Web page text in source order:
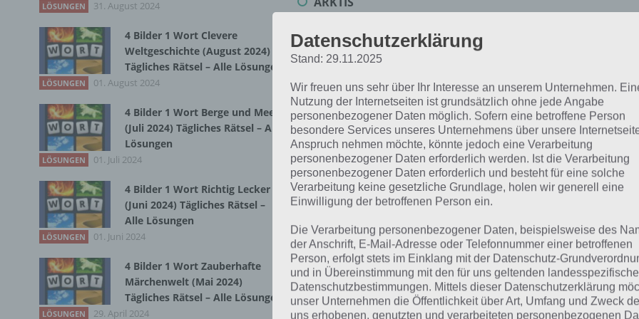
Bei dieser Lösung handelt es sich um das tägliche Bonus
wir noch die Links beispielsweise zum täglichen Rätsel und
Tägliches Rätsel:Zur Lösung vom 12.12.2021
Rätsel aus dem Jahr 2020:Schau mal, was vor einem Jahr,
Lösung gesucht war
Zur Übersicht :4 Bilder 1 Wort Lösungen zu Winter
LÖSUNGEN 31. August 2024
4 Bilder 1 Wort Clevere
Weltgeschichte (August 2024)
Tägliches Rätsel – Alle Lösungen
LÖSUNGEN 01. August 2024
4 Bilder 1 Wort Berge und Meer
(Juli 2024) Tägliches Rätsel – Alle
Lösungen
LÖSUNGEN 01. Juli 2024
4 Bilder 1 Wort Richtig Lecker
(Juni 2024) Tägliches Rätsel –
Alle Lösungen
LÖSUNGEN 01. Juni 2024
4 Bilder 1 Wort Zauberhafte
Märchenwelt (Mai 2024)
Tägliches Rätsel – Alle Lösungen
LÖSUNGEN 29. April 2024
Datenschutzerklärung
Stand: 29.11.2025
Wir freuen uns sehr über Ihr Interesse an unserem Unternehmen.
Nutzung der Internetseiten ist grundsätzlich ohne jede Angabe
personenbezogener Daten möglich. Sofern eine betroffene Person
besondere Services unseres Unternehmens über unsere
Anspruch nehmen möchte, könnte jedoch eine Verarbeitung
personenbezogener Daten erforderlich werden. Ist die Verarbeitung
personenbezogener Daten erforderlich und besteht für eine solche
Verarbeitung keine gesetzliche Grundlage, holen wir generell eine
Einwilligung der betroffenen Person ein.
Die Verarbeitung personenbezogener Daten, beispielsweise des
der Anschrift, E-Mail-Adresse oder Telefonnummer einer betroffenen
Person, erfolgt stets im Einklang mit der Datenschutz-
und in Übereinstimmung mit den für uns geltenden
Datenschutzbestimmungen. Mittels dieser Datenschutzerklärung
unser Unternehmen die Öffentlichkeit über Art, Umfang und Zweck
uns erhobenen, genutzten und verarbeiteten personenbezogenen